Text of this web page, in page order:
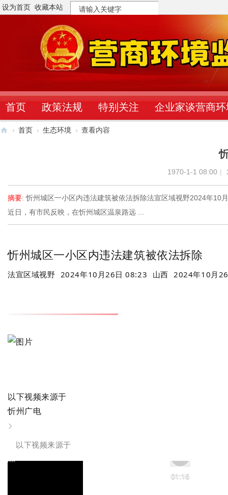
设为首页 收藏本站
搜
索
首页 政策法规 特别关注 企业家谈营商环
› 首页 › 生态环境 › 查看内容
1970-1-1 08:00 |
摘要: 忻州城区一小区内违法建筑被依法拆除法宣区域视野2024年
近日，有市民反映，在忻州城区温泉路远 ...
忻州城区一小区内违法建筑被依法拆除
法宣区域视野 2024年10月26日 08:23 山西 2024年10月
以下视频来源于
忻州广电
以下视频来源于
01:16